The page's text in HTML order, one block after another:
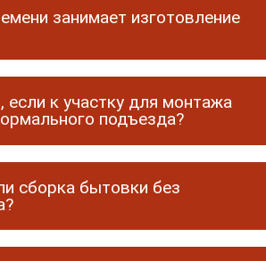
занимает изготовление
если к участку для монтажа
подъезда?
сборка бытовки без